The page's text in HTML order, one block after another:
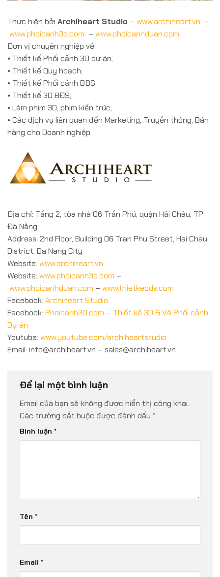
Thực hiện bởi Archiheart Studio – www.archiheart.vn –
www.phoicanh3d.com – www.phoicanhduan.com
Đơn vị chuyên nghiệp về:
• Thiết kế Phối cảnh 3D dự án;
• Thiết kế Quy hoạch;
• Thiết kế Phối cảnh BĐS;
• Thiết kế 3D BĐS;
• Làm phim 3D, phim kiến trúc;
• Các dịch vụ liên quan đến Marketing, Truyền thông, Bán
hàng cho Doanh nghiệp.
Địa chỉ: Tầng 2, tòa nhà 06 Trần Phú, quận Hải Châu, TP.
Đà Nẵng
Address: 2nd Floor, Building 06 Tran Phu Street, Hai Chau
District, Da Nang City
Website: www.archiheart.vn
Website: www.phoicanh3d.com –
www.phoicanhduan.com – www.thietkebds.com
Facebook: Archiheart Studio
Facebook: Phoicanh3D.com – Thiết kế 3D & Vẽ Phối cảnh
Dự án
Youtube: www.youtube.com/archiheartstudio
Email: info@archiheart.vn – sales@archiheart.vn
Để lại một bình luận
Email của bạn sẽ không được hiển thị công khai.
Các trường bắt buộc được đánh dấu *
Bình luận *
Tên *
Email *